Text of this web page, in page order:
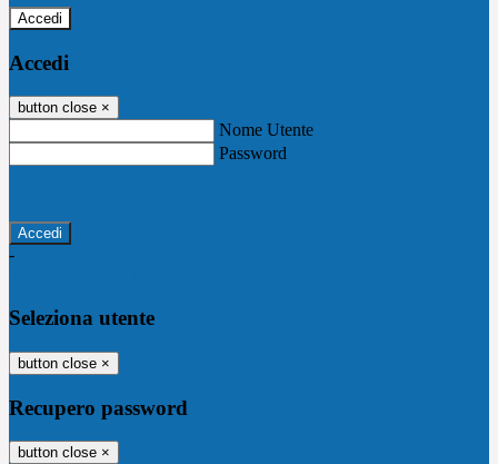
Accedi
Accedi
button close ×
Nome Utente
Password
-
Seleziona utente
button close ×
Recupero password
button close ×